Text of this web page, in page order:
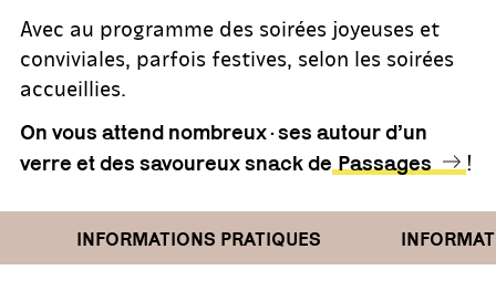
Avec au programme des soirées joyeuses et
conviviales, parfois festives, selon les soirées
accueillies.
On vous attend nombreux·ses autour d’un
verre et des savoureux snack de Passages !
INFORMATIONS PRATIQUES